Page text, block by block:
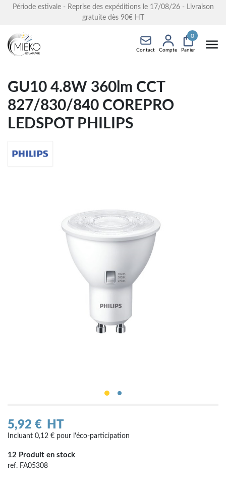
Période estivale - Reprise des expéditions le 17/08/26 - Livraison
gratuite dès 90€ HT
Contact Compte Panier
0
GU10 4.8W 360lm CCT
827/830/840 COREPRO
LEDSPOT PHILIPS
5,92 € HT
Incluant 0,12 € pour l'éco-participation
12 Produit en stock
ref. FA05308